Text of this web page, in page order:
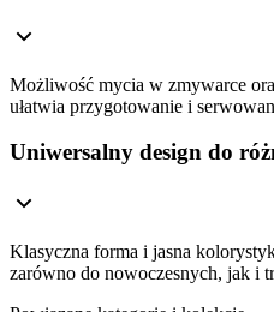
Możliwość mycia w zmywarce
ułatwia przygotowanie i
Uniwersalny design do
Klasyczna forma i jasna
zarówno do nowoczesnych, jak i